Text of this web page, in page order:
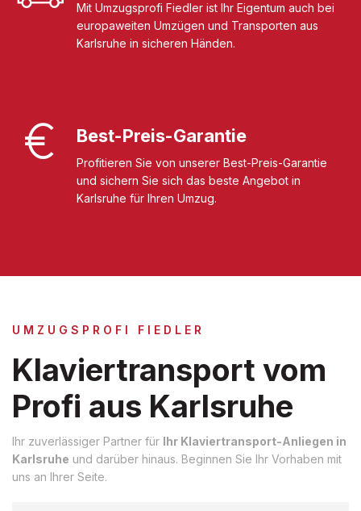
Mit Umzugsprofi Fiedler ist Ihr Eigentum auch bei
europaweiten Umzügen und Transporten aus
Karlsruhe in sicheren Händen.
Best-Preis-Garantie
Profitieren Sie von unserer Best-Preis-Garantie
und sichern Sie sich das beste Angebot in
Karlsruhe für Ihren Umzug.
UMZUGSPROFI FIEDLER
Klaviertransport vom
Profi aus Karlsruhe
Ihr zuverlässiger Partner für Ihr Klaviertransport-Anliegen in
Karlsruhe und darüber hinaus. Beginnen Sie Ihr Vorhaben mit
uns an Ihrer Seite.